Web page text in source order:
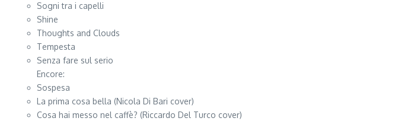
Sogni tra i capelli
Shine
Thoughts and Clouds
Tempesta
Senza fare sul serio
Encore:
Sospesa
La prima cosa bella (Nicola Di Bari cover)
Cosa hai messo nel caffè? (Riccardo Del Turco cover)